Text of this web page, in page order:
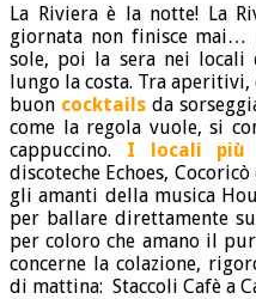
La Riviera è la notte! La
giornata non finisce
sole, poi la sera nei locali
lungo la costa. Tra aperitivi,
buon cocktailsda
come la regola vuole, si
cappuccino. I locali più
discoteche Echoes,
gli amanti della musica
per ballare direttamente
per coloro che amano il
concerne la colazione,
di mattina: Staccoli Cafè a